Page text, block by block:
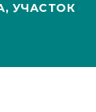
УЧАСТОК